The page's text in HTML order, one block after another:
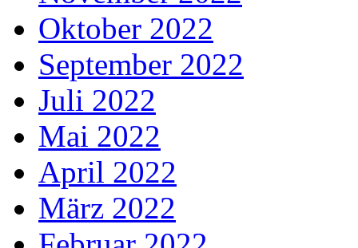
Oktober 2022
September 2022
Juli 2022
Mai 2022
April 2022
März 2022